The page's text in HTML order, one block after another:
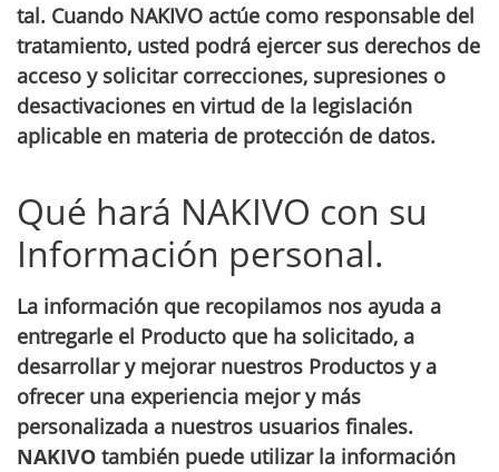
tal. Cuando NAKIVO actúe como responsable del
tratamiento, usted podrá ejercer sus derechos de
acceso y solicitar correcciones, supresiones o
desactivaciones en virtud de la legislación
aplicable en materia de protección de datos.
Qué hará NAKIVO con su
Información personal.
La información que recopilamos nos ayuda a
entregarle el Producto que ha solicitado, a
desarrollar y mejorar nuestros Productos y a
ofrecer una experiencia mejor y más
personalizada a nuestros usuarios finales.
NAKIVO también puede utilizar la información